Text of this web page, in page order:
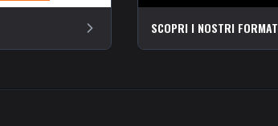
SCOPRI I NOSTRI FORMAT